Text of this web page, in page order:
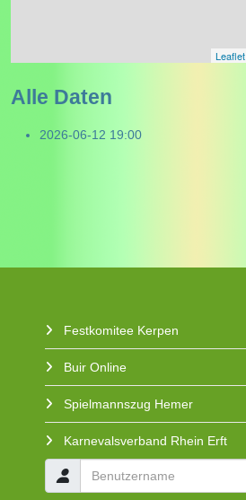
Leaflet
Alle Daten
2026-06-12 19:00
Festkomitee Kerpen
Buir Online
Spielmannszug Hemer
Karnevalsverband Rhein Erft